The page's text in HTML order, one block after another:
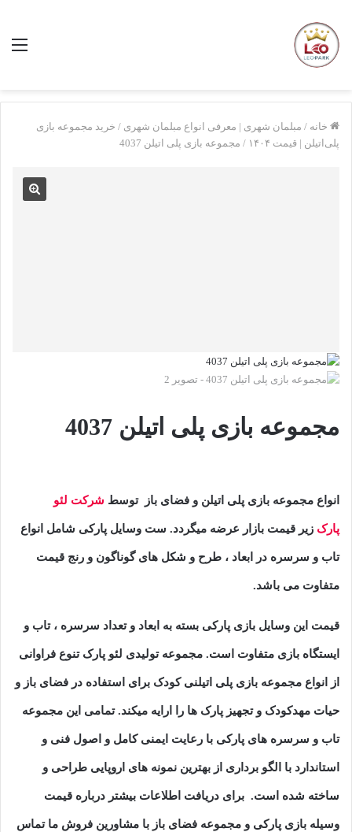
خانه / مبلمان شهری | معرفی انواع مبلمان شهری / خرید مجموعه بازی
پلی‌اتیلن | قیمت ۱۴۰۴
/ مجموعه بازی پلی اتیلن 4037
مجموعه بازی پلی اتیلن 4037
انواع مجموعه بازی پلی اتیلن و فضای باز توسط شرکت لئو
پارک زیر قیمت بازار عرضه میگردد. ست وسایل پارکی شامل انواع
تاب و سرسره در ابعاد ، طرح و شکل های گوناگون و رنج قیمت
متفاوت می باشد.
قیمت این وسایل بازی پارکی بسته به ابعاد و تعداد سرسره ، تاب و
ایستگاه بازی متفاوت است. مجموعه تولیدی لئو پارک تنوع فراوانی
از انواع مجموعه بازی پلی اتیلنی کودک برای استفاده در فضای باز و
حیات مهدکودک و تجهیز پارک ها را ارایه میکند. تمامی این مجموعه
تاب و سرسره های پارکی با رعایت ایمنی کامل و اصول فنی و
استاندارد با الگو برداری از بهترین نمونه های اروپایی طراحی و
ساخته شده است. برای دریافت اطلاعات بیشتر درباره قیمت
وسیله بازی پارکی و مجموعه فضای باز با مشاورین فروش ما تماس